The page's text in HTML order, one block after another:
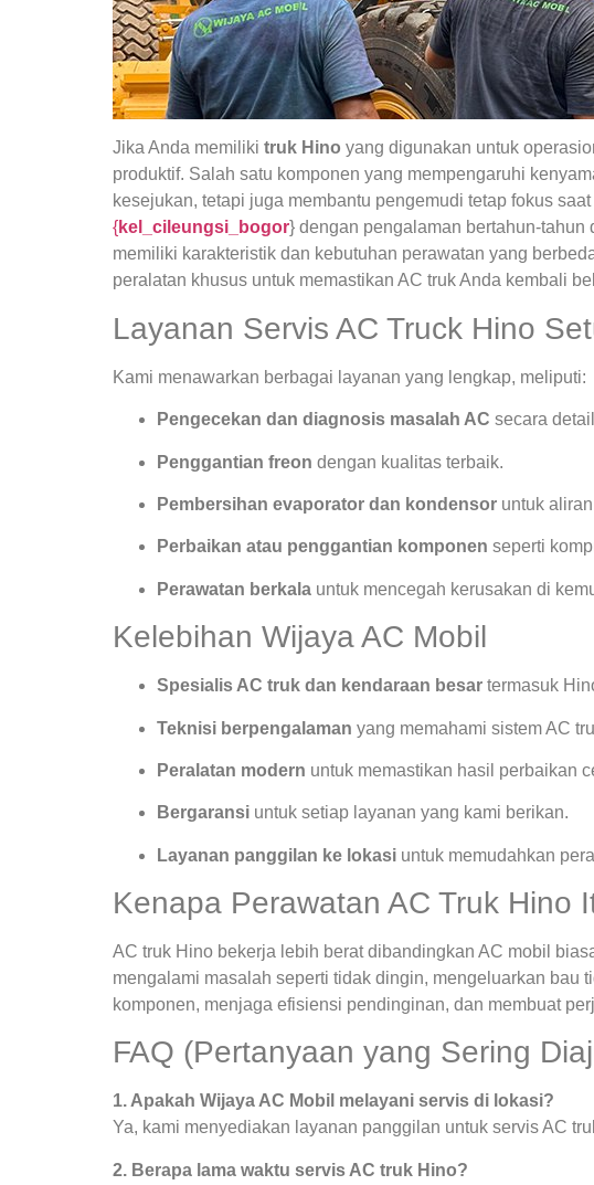
Jika Anda memiliki truk Hino yang digunakan untuk
produktif. Salah satu komponen yang mempengaruhi
kesejukan, tetapi juga membantu pengemudi tetap fokus
{kel_cileungsi_bogor} dengan pengalaman bertahun-
memiliki karakteristik dan kebutuhan perawatan yang
peralatan khusus untuk memastikan AC truk Anda kembali
Layanan Servis AC Truck Hino
Kami menawarkan berbagai layanan yang lengkap, meliputi:
Pengecekan dan diagnosis masalah AC secara
Penggantian freon dengan kualitas terbaik.
Pembersihan evaporator dan kondensor untuk
Perbaikan atau penggantian komponen seperti
Perawatan berkala untuk mencegah kerusakan di
Kelebihan Wijaya AC Mobil
Spesialis AC truk dan kendaraan besar termasuk
Teknisi berpengalaman yang memahami sistem AC
Peralatan modern untuk memastikan hasil perbaikan
Bergaransi untuk setiap layanan yang kami berikan.
Layanan panggilan ke lokasi untuk memudahkan
Kenapa Perawatan AC Truk Hino
AC truk Hino bekerja lebih berat dibandingkan AC mobil
mengalami masalah seperti tidak dingin, mengeluarkan bau
komponen, menjaga efisiensi pendinginan, dan membuat
FAQ (Pertanyaan yang Sering
1. Apakah Wijaya AC Mobil melayani servis di lokasi?
Ya, kami menyediakan layanan panggilan untuk servis AC
2. Berapa lama waktu servis AC truk Hino?